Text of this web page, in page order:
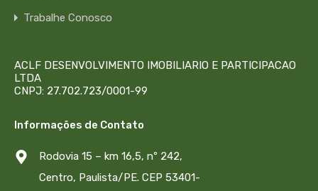
Trabalhe Conosco
ACLF DESENVOLVIMENTO IMOBILIARIO E PARTICIPACAO
LTDA
CNPJ: 27.702.723/0001-99
Informações de Contato
Rodovia 15 – km 16,5, nº 242,
Centro, Paulista/PE. CEP 53401-